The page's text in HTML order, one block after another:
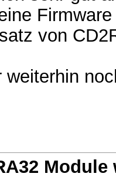
von
weiterhin
Module